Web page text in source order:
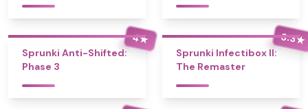
4★
Sprunki Anti-Shifted:
Phase 3
3.3★
Sprunki Infectibox II:
The Remaster